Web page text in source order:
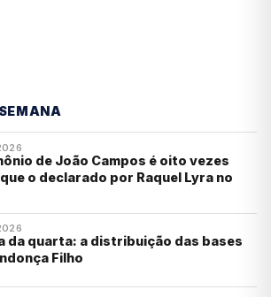
de João Campos é oito vezes
o declarado por Raquel Lyra no
da quarta: a distribuição das bases
Filho